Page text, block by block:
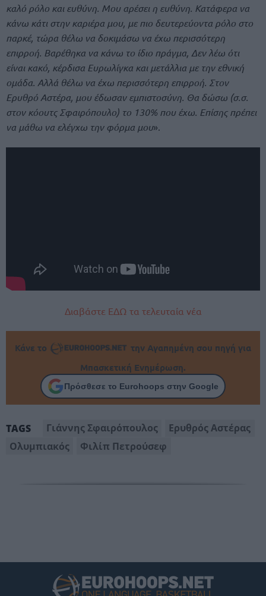
καλό ρόλο και ευθύνη. Μου αρέσει η ευθύνη. Κατάφερα να
κάνω κάτι στην καριέρα μου, με πιο δευτερεύοντα ρόλο στο
παρκέ, τώρα θέλω να δοκιμάσω να έχω περισσότερη
επιρροή. Βαρέθηκα να κάνω το ίδιο πράγμα, Δεν λέω ότι
είναι κακό, κέρδισα Ευρωλίγκα και μετάλλια με την εθνική
ομάδα. Αλλά θέλω να έχω περισσότερη επιρροή. Στον
Ερυθρό Αστέρα, μου έδωσαν εμπιστοσύνη. Θα δώσω (σ.σ.
στον κόουτς Σφαιρόπουλο) το 130% που έχω. Επίσης πρέπει
να μάθω να ελέγχω την φόρμα μου».
Διαβάστε ΕΔΩ τα τελευταία νέα
Κάνε το
την Αγαπημένη σου πηγή για
Μπασκετική Ενημέρωση.
Πρόσθεσε το Eurohoops στην Google
TAGS Γιάννης Σφαιρόπουλος
Ερυθρός Αστέρας
Ολυμπιακός
Φιλίπ Πετρούσεφ